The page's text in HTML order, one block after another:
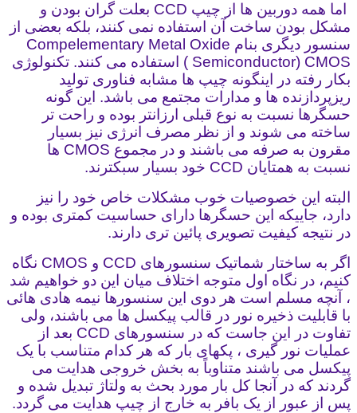
اما همه دوربین ها از چیپ CCD بعلت گران بودن و
مشکل بودن ساخت آن استفاده نمی کنند، بلکه بعضی از
سنسور دیگری بنام Compelementary Metal Oxide
Semiconductor) CMOS ) استفاده می کنند. تکنولوژی
بکار رفته در اینگونه چیپ ها مشابه فناوری تولید
ریزپردازنده ها و مدارات مجتمع می باشد. این گونه
حسگرها نسبت به نوع قبلی ارزانتر بوده و راحت تر
ساخته می شوند و از نظر مصرف انرژی نیز بسیار
مقرون به صرفه می باشند و در مجموع CMOS ها
نسبت به همتایان CCD خود بسیار سبکترند.
البته این خصوصیات خوب مشکلات خاص خود را نیز
دارد، جاییکه این حسگرها دارای حساسیت کمتری بوده و
در نتیجه کیفیت تصویری پائین تری دارند.
اگر به ساختار شماتیک سنسورهای CCD و CMOS نگاه
کنیم، در نگاه اول متوجه اختلاف میان این دو خواهیم شد
، آنچه مسلم است هر دوی این سنسورها نیمه هادی هائی
با قابلیت ذخیره نور در قالب پیکسل ها می باشند، ولی
تفاوت در این جاست که در سنسورهای CCD بعد از
عملیات نور گیری ، پکهای بار که هر کدام متناسب با یک
پیکسل می باشند متناوباً به بخش خروجی هدایت می
گردند که در آنجا کل بار مورد بحث به ولتاژ تبدیل شده و
پس از عبور از یک بافر به خارج از چیپ هدایت می گردد.